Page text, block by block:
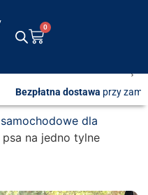
0
od 600 zł
dla
na jedno tylne